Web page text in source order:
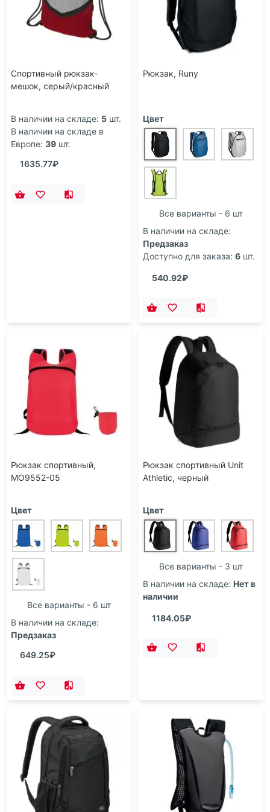
Спортивный рюкзак-
мешок, серый/красный
В наличии на складе: 5 шт.
В наличии на складе в
Европе: 39 шт.
1635.77₽
Рюкзак, Runy
Цвет
Все варианты - 6 шт
В наличии на складе:
Предзаказ
Доступно для заказа: 6 шт.
540.92₽
Рюкзак спортивный,
MO9552-05
Цвет
Все варианты - 6 шт
В наличии на складе:
Предзаказ
649.25₽
Рюкзак спортивный Unit
Athletic, черный
Цвет
Все варианты - 3 шт
В наличии на складе: Нет в
наличии
1184.05₽